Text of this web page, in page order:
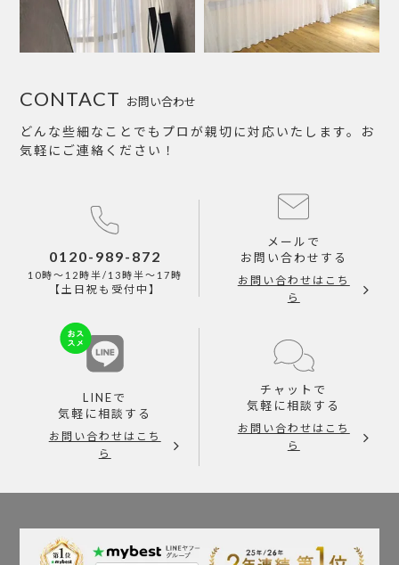
お問い合わせ
CONTACT
どんな些細なことでもプロが親切に対応いたします。お
気軽にご連絡ください！
0120-989-872
10時～12時半/13時半～17時
【土日祝も受付中】
メールで
お問い合わせする
お問い合わせはこち
ら
LINEで
気軽に相談する
お問い合わせはこち
ら
チャットで
気軽に相談する
お問い合わせはこち
ら